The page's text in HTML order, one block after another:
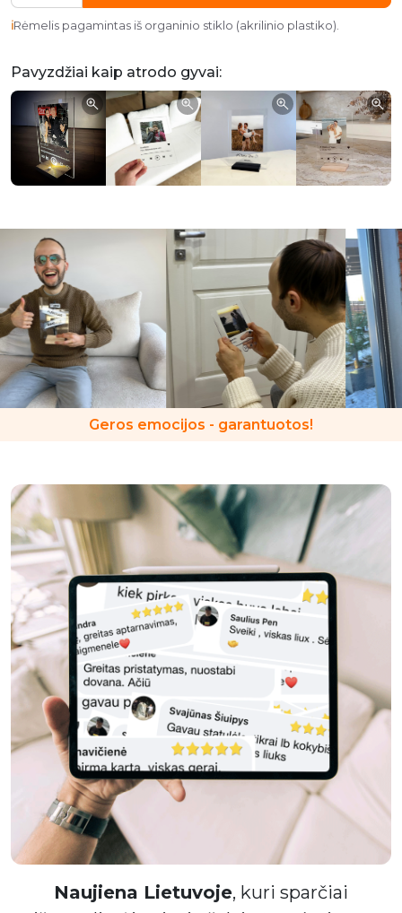
Krikštynų
Rėmelis pagamintas iš organinio stiklo (akrilinio plastiko).
Pavyzdžiai kaip atrodo gyvai:
Geros emocijos - garantuotos!
Naujiena Lietuvoje, kuri sparčiai